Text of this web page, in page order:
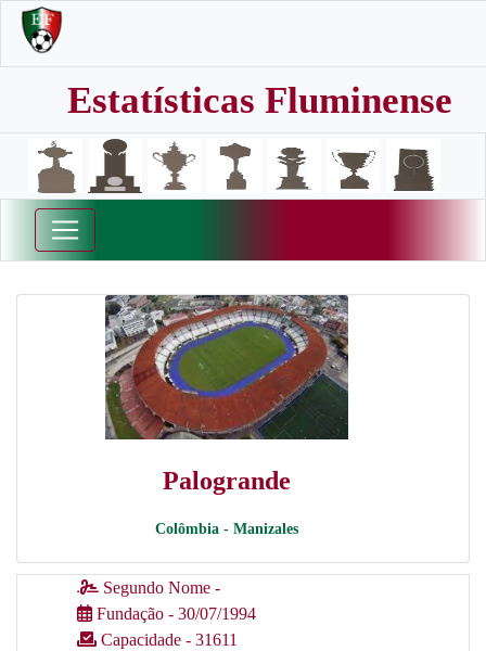
Estatísticas Fluminense
Palogrande
Colômbia - Manizales
Segundo Nome -
Fundação - 30/07/1994
Capacidade - 31611